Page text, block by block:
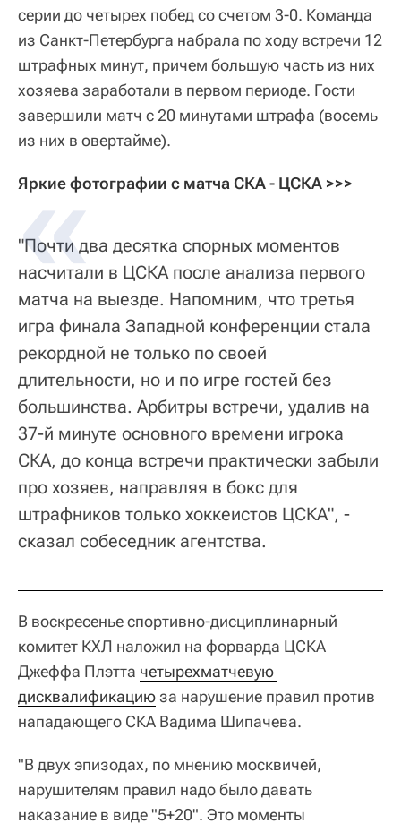
серии до четырех побед со счетом 3-0. Команда
из Санкт-Петербурга набрала по ходу встречи 12
штрафных минут, причем большую часть из них
хозяева заработали в первом периоде. Гости
завершили матч с 20 минутами штрафа (восемь
из них в овертайме).
Яркие фотографии с матча СКА - ЦСКА >>>
"Почти два десятка спорных моментов
насчитали в ЦСКА после анализа первого
матча на выезде. Напомним, что третья
игра финала Западной конференции стала
рекордной не только по своей
длительности, но и по игре гостей без
большинства. Арбитры встречи, удалив на
37-й минуте основного времени игрока
СКА, до конца встречи практически забыли
про хозяев, направляя в бокс для
штрафников только хоккеистов ЦСКА", -
сказал собеседник агентства.
В воскресенье спортивно-дисциплинарный
комитет КХЛ наложил на форварда ЦСКА
Джеффа Плэтта четырехматчевую
дисквалификациюза нарушение правил против
нападающего СКА Вадима Шипачева.
"В двух эпизодах, по мнению москвичей,
нарушителям правил надо было давать
наказание в виде "5+20". Это моменты